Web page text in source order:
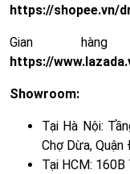
https://shopee.vn/
Gian hàng
https://
Showroom:
Tại Hà Nội:
Chợ Dừa, Quận
Tại HCM: 160B